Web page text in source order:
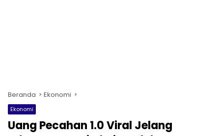
Beranda Ekonomi
Ekonomi
Uang Pecahan 1.0 Viral Jelang